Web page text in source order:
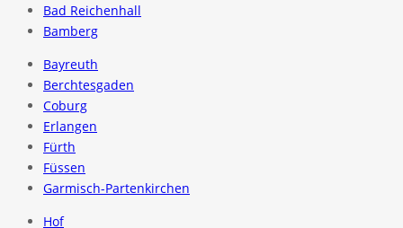
Bad Reichenhall
Bamberg
Bayreuth
Berchtesgaden
Coburg
Erlangen
Fürth
Füssen
Garmisch-Partenkirchen
Hof